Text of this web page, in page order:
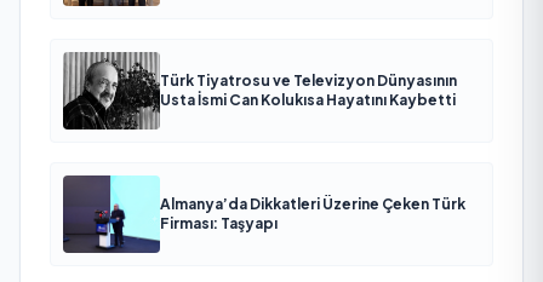
Türk Tiyatrosu ve Televizyon Dünyasının
Usta İsmi Can Kolukısa Hayatını Kaybetti
Almanya’da Dikkatleri Üzerine Çeken Türk
Firması: Taşyapı